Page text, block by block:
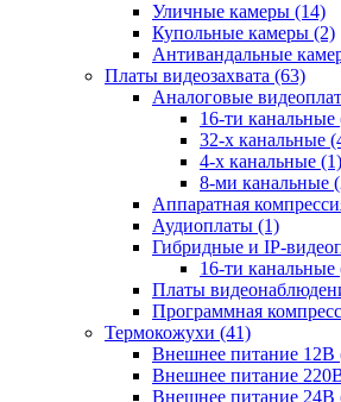
Уличные камеры (14)
Купольные камеры (2)
Антивандальные
Платы видеозахвата (63)
Аналоговые
16-ти канальные
32-х канальные
4-х канальные (1)
8-ми канальные
Аппаратная
Аудиоплаты (1)
Гибридные и IP-
16-ти канальные
Платы
Программная
Термокожухи (41)
Внешнее питание 12В
Внешнее питание
Внешнее питание 24В